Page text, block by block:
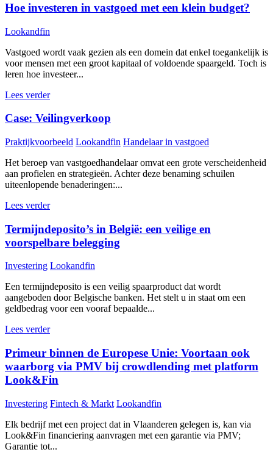
Hoe investeren in vastgoed met een klein budget?
Lookandfin
Vastgoed wordt vaak gezien als een domein dat enkel toegankelijk is
voor mensen met een groot kapitaal of voldoende spaargeld. Toch is
leren hoe investeer...
Lees verder
Case: Veilingverkoop
Praktijkvoorbeeld Lookandfin Handelaar in vastgoed
Het beroep van vastgoedhandelaar omvat een grote verscheidenheid
aan profielen en strategieën. Achter deze benaming schuilen
uiteenlopende benaderingen:...
Lees verder
Termijndeposito’s in België: een veilige en
voorspelbare belegging
Investering Lookandfin
Een termijndeposito is een veilig spaarproduct dat wordt
aangeboden door Belgische banken. Het stelt u in staat om een
geldbedrag voor een vooraf bepaalde...
Lees verder
Primeur binnen de Europese Unie: Voortaan ook
waarborg via PMV bij crowdlending met platform
Look&Fin
Investering Fintech & Markt Lookandfin
Elk bedrijf met een project dat in Vlaanderen gelegen is, kan via
Look&Fin financiering aanvragen met een garantie via PMV;
Garantie tot...